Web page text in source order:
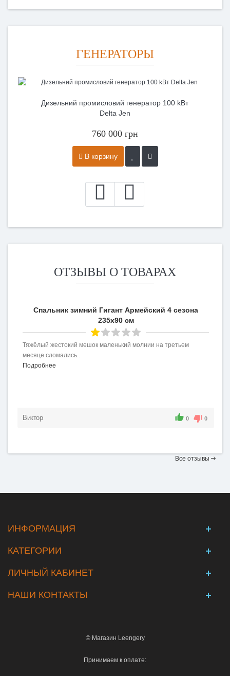
ГЕНЕРАТОРЫ
Дизельний промисловий генератор 100 kВт
Delta Jen
760 000 грн
В корзину
ОТЗЫВЫ О ТОВАРАХ
Спальник зимний Гигант Армейский 4 сезона
235х90 см
Тяжёлый жестокий мешок маленький молнии на третьем
месяце сломались..
Подробнее
Виктор 0 0
Все отзывы
ИНФОРМАЦИЯ
КАТЕГОРИИ
ЛИЧНЫЙ КАБИНЕТ
НАШИ КОНТАКТЫ
© Магазин Leengery
Принимаем к оплате: